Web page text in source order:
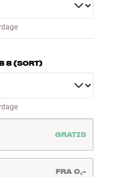
8 (SORT)
GRATIS
FRA 0,-